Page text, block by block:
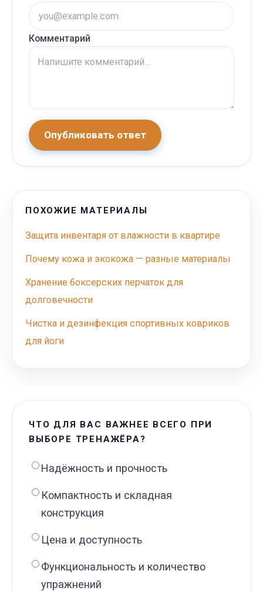
Комментарий
Опубликовать ответ
ПОХОЖИЕ МАТЕРИАЛЫ
Защита инвентаря от влажности в квартире
Почему кожа и экокожа — разные материалы
Хранение боксерских перчаток для
долговечности
Чистка и дезинфекция спортивных ковриков
для йоги
ЧТО ДЛЯ ВАС ВАЖНЕЕ ВСЕГО ПРИ
ВЫБОРЕ ТРЕНАЖЁРА?
Надёжность и прочность
Компактность и складная
конструкция
Цена и доступность
Функциональность и количество
упражнений